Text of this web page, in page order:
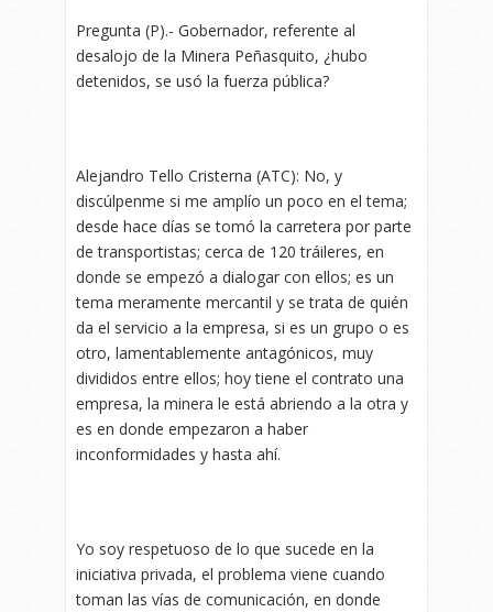
Pregunta (P).- Gobernador, referente al
desalojo de la Minera Peñasquito, ¿hubo
detenidos, se usó la fuerza pública?
Alejandro Tello Cristerna (ATC): No, y
discúlpenme si me amplío un poco en el tema;
desde hace días se tomó la carretera por parte
de transportistas; cerca de 120 tráileres, en
donde se empezó a dialogar con ellos; es un
tema meramente mercantil y se trata de quién
da el servicio a la empresa, si es un grupo o es
otro, lamentablemente antagónicos, muy
divididos entre ellos; hoy tiene el contrato una
empresa, la minera le está abriendo a la otra y
es en donde empezaron a haber
inconformidades y hasta ahí.
Yo soy respetuoso de lo que sucede en la
iniciativa privada, el problema viene cuando
toman las vías de comunicación, en donde